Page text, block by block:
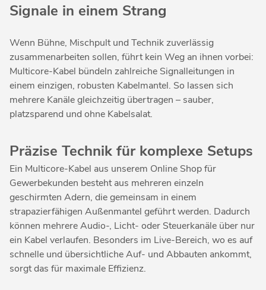
Signale in einem Strang
Wenn Bühne, Mischpult und Technik zuverlässig
zusammenarbeiten sollen, führt kein Weg an ihnen vorbei:
Multicore-Kabel bündeln zahlreiche Signalleitungen in
einem einzigen, robusten Kabelmantel. So lassen sich
mehrere Kanäle gleichzeitig übertragen – sauber,
platzsparend und ohne Kabelsalat.
Präzise Technik für komplexe Setups
Ein Multicore-Kabel aus unserem Online Shop für
Gewerbekunden besteht aus mehreren einzeln
geschirmten Adern, die gemeinsam in einem
strapazierfähigen Außenmantel geführt werden. Dadurch
können mehrere Audio-, Licht- oder Steuerkanäle über nur
ein Kabel verlaufen. Besonders im Live-Bereich, wo es auf
schnelle und übersichtliche Auf- und Abbauten ankommt,
sorgt das für maximale Effizienz.